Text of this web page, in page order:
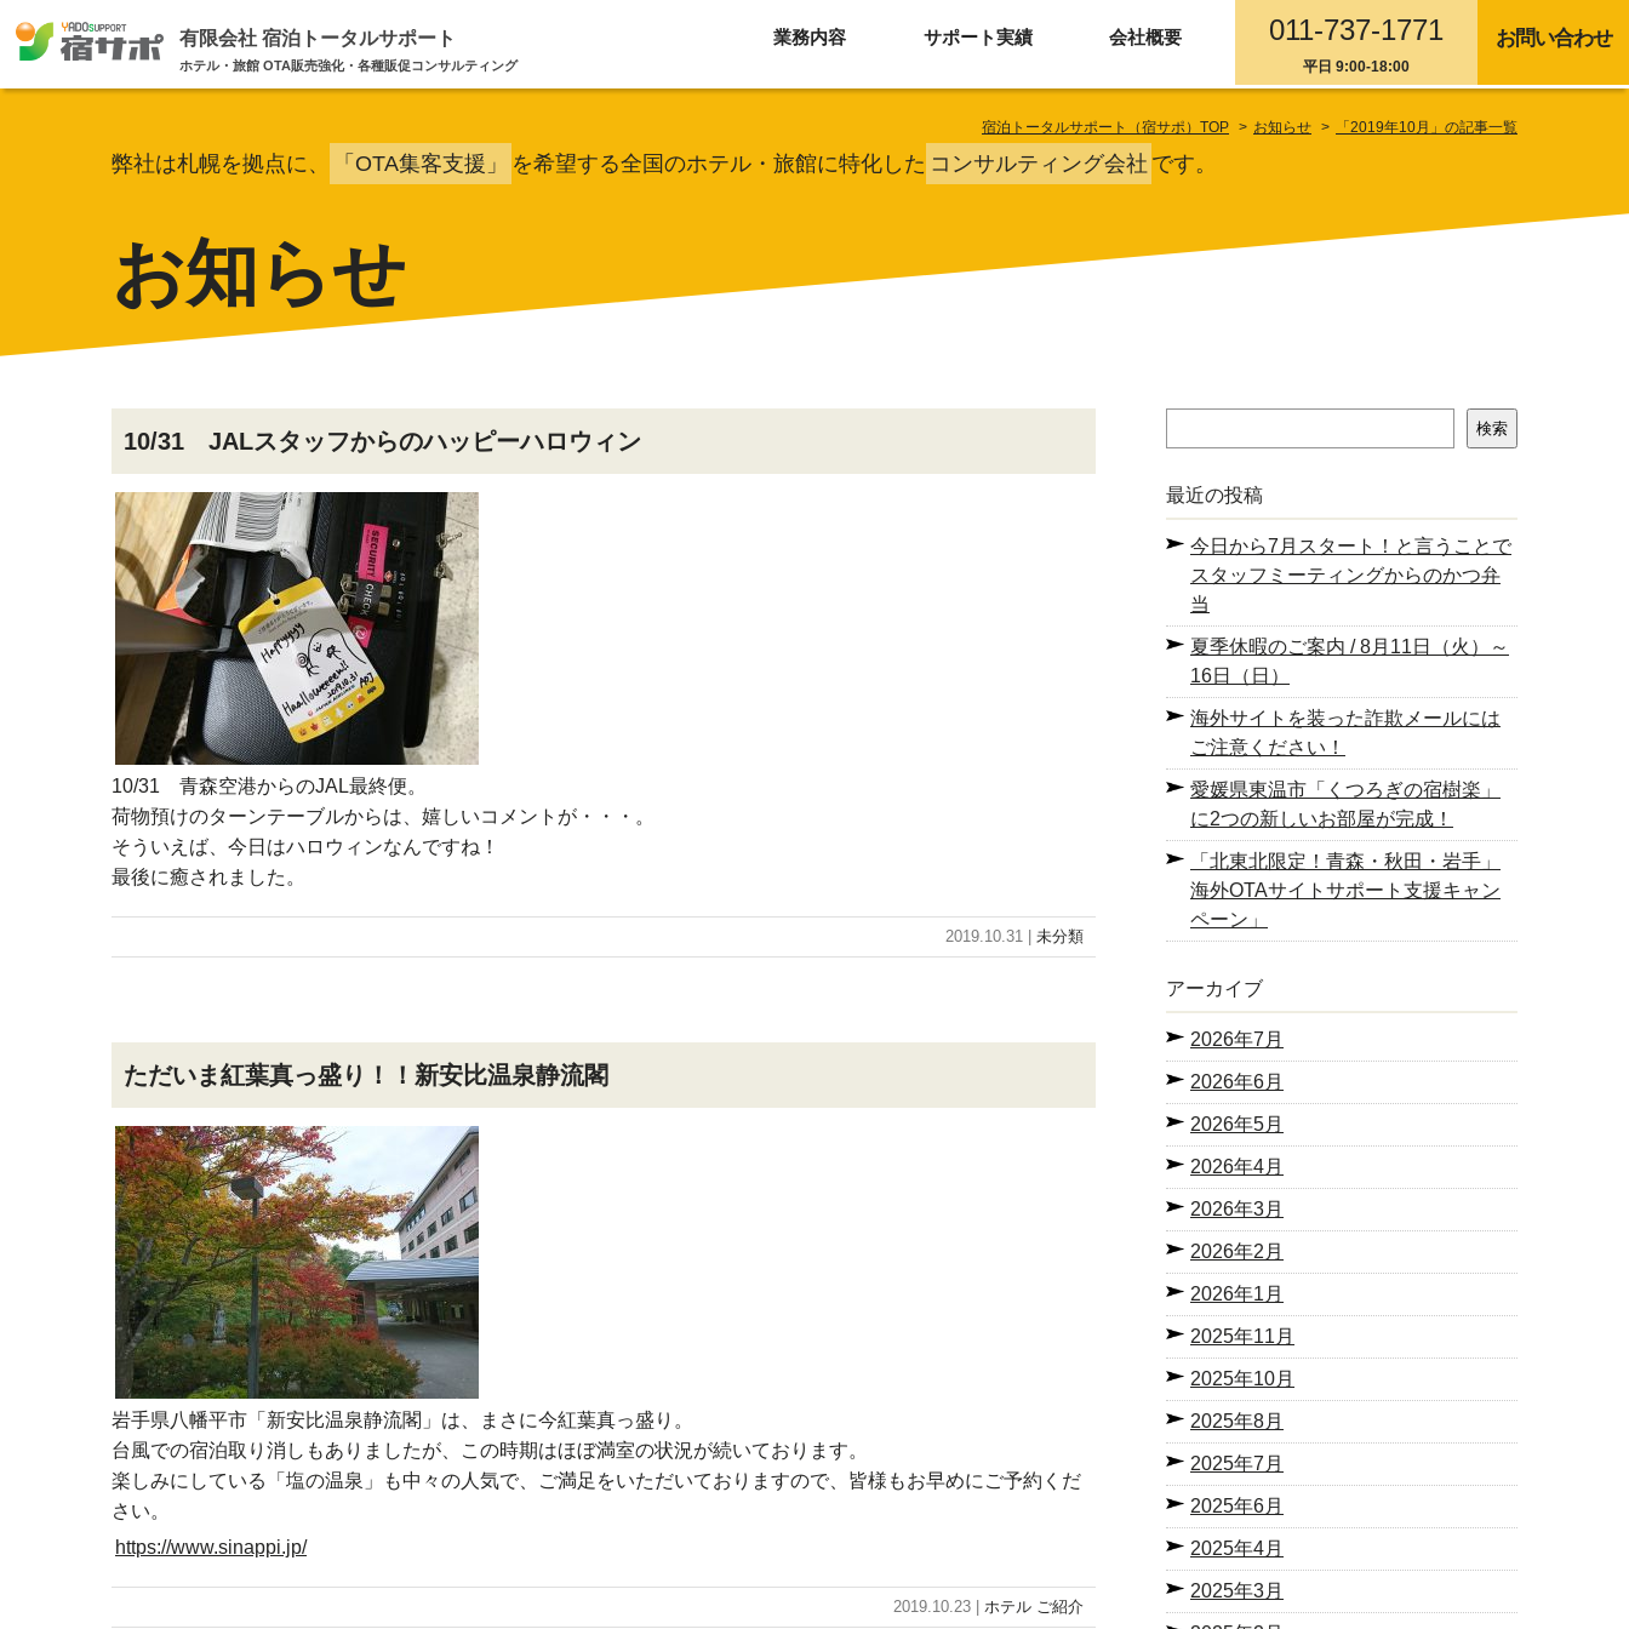
有限会社 宿泊トータルサポート
ホテル・旅館 OTA販売強化・各種販促コンサルティング
011-737-1771
平日 9:00-18:00
お問い合わせ
業務内容 サポート実績 会社概要
宿泊トータルサポート（宿サポ）TOP お知らせ 「2019年10月」の記事一覧
弊社は札幌を拠点に、 「OTA集客支援」 を希望する全国のホテル・旅館に特化した コンサルティング会社 です。
お知らせ
10/31 JALスタッフからのハッピーハロウィン
10/31 青森空港からのJAL最終便。
荷物預けのターンテーブルからは、嬉しいコメントが・・・。
そういえば、今日はハロウィンなんですね！
最後に癒されました。
2019.10.31 | 未分類
ただいま紅葉真っ盛り！！新安比温泉静流閣
岩手県八幡平市「新安比温泉静流閣」は、まさに今紅葉真っ盛り。
台風での宿泊取り消しもありましたが、この時期はほぼ満室の状況が続いております。
楽しみにしている「塩の温泉」も中々の人気で、ご満足をいただいておりますので、皆様もお早めにご予約くだ
さい。
https://www.sinappi.jp/
2019.10.23 | ホテル ご紹介
検索
最近の投稿
今日から7月スタート！と言うことで
スタッフミーティングからのかつ弁
当
夏季休暇のご案内 / 8月11日（火）～
16日（日）
海外サイトを装った詐欺メールには
ご注意ください！
愛媛県東温市「くつろぎの宿樹楽」
に2つの新しいお部屋が完成！
「北東北限定！青森・秋田・岩手」
海外OTAサイトサポート支援キャン
ペーン」
アーカイブ
2026年7月
2026年6月
2026年5月
2026年4月
2026年3月
2026年2月
2026年1月
2025年11月
2025年10月
2025年8月
2025年7月
2025年6月
2025年4月
2025年3月